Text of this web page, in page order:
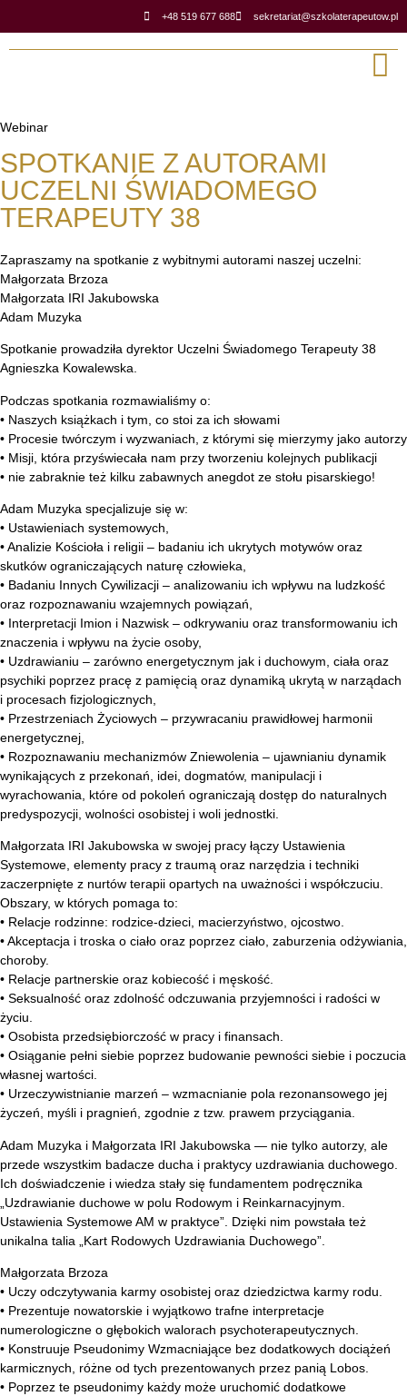
+48 519 677 688 sekretariat@szkolaterapeutow.pl
Webinar
SPOTKANIE Z AUTORAMI
UCZELNI ŚWIADOMEGO
TERAPEUTY 38
Zapraszamy na spotkanie z wybitnymi autorami naszej uczelni:
Małgorzata Brzoza
Małgorzata IRI Jakubowska
Adam Muzyka
Spotkanie prowadziła dyrektor Uczelni Świadomego Terapeuty 38
Agnieszka Kowalewska.
Podczas spotkania rozmawialiśmy o:
• Naszych książkach i tym, co stoi za ich słowami
• Procesie twórczym i wyzwaniach, z którymi się mierzymy jako autorzy
• Misji, która przyświecała nam przy tworzeniu kolejnych publikacji
• nie zabraknie też kilku zabawnych anegdot ze stołu pisarskiego!
Adam Muzyka specjalizuje się w:
• Ustawieniach systemowych,
• Analizie Kościoła i religii – badaniu ich ukrytych motywów oraz
skutków ograniczających naturę człowieka,
• Badaniu Innych Cywilizacji – analizowaniu ich wpływu na ludzkość
oraz rozpoznawaniu wzajemnych powiązań,
• Interpretacji Imion i Nazwisk – odkrywaniu oraz transformowaniu ich
znaczenia i wpływu na życie osoby,
• Uzdrawianiu – zarówno energetycznym jak i duchowym, ciała oraz
psychiki poprzez pracę z pamięcią oraz dynamiką ukrytą w narządach
i procesach fizjologicznych,
• Przestrzeniach Życiowych – przywracaniu prawidłowej harmonii
energetycznej,
• Rozpoznawaniu mechanizmów Zniewolenia – ujawnianiu dynamik
wynikających z przekonań, idei, dogmatów, manipulacji i
wyrachowania, które od pokoleń ograniczają dostęp do naturalnych
predyspozycji, wolności osobistej i woli jednostki.
Małgorzata IRI Jakubowska w swojej pracy łączy Ustawienia
Systemowe, elementy pracy z traumą oraz narzędzia i techniki
zaczerpnięte z nurtów terapii opartych na uważności i współczuciu.
Obszary, w których pomaga to:
• Relacje rodzinne: rodzice-dzieci, macierzyństwo, ojcostwo.
• Akceptacja i troska o ciało oraz poprzez ciało, zaburzenia odżywiania,
choroby.
• Relacje partnerskie oraz kobiecość i męskość.
• Seksualność oraz zdolność odczuwania przyjemności i radości w
życiu.
• Osobista przedsiębiorczość w pracy i finansach.
• Osiąganie pełni siebie poprzez budowanie pewności siebie i poczucia
własnej wartości.
• Urzeczywistnianie marzeń – wzmacnianie pola rezonansowego jej
życzeń, myśli i pragnień, zgodnie z tzw. prawem przyciągania.
Adam Muzyka i Małgorzata IRI Jakubowska — nie tylko autorzy, ale
przede wszystkim badacze ducha i praktycy uzdrawiania duchowego.
Ich doświadczenie i wiedza stały się fundamentem podręcznika
„Uzdrawianie duchowe w polu Rodowym i Reinkarnacyjnym.
Ustawienia Systemowe AM w praktyce”. Dzięki nim powstała też
unikalna talia „Kart Rodowych Uzdrawiania Duchowego”.
Małgorzata Brzoza
• Uczy odczytywania karmy osobistej oraz dziedzictwa karmy rodu.
• Prezentuje nowatorskie i wyjątkowo trafne interpretacje
numerologiczne o głębokich walorach psychoterapeutycznych.
• Konstruuje Pseudonimy Wzmacniające bez dodatkowych dociążeń
karmicznych, różne od tych prezentowanych przez panią Lobos.
• Poprzez te pseudonimy każdy może uruchomić dodatkowe